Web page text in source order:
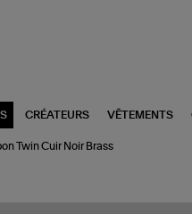
CRÉATEURS VÊTEMENTS
Twin Cuir Noir Brass